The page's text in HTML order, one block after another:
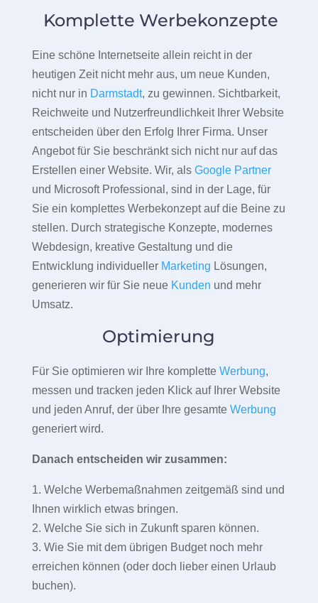
Komplette Werbekonzepte
Eine schöne Internetseite allein reicht in der
heutigen Zeit nicht mehr aus, um neue Kunden,
nicht nur in Darmstadt, zu gewinnen. Sichtbarkeit,
Reichweite und Nutzerfreundlichkeit Ihrer Website
entscheiden über den Erfolg Ihrer Firma. Unser
Angebot für Sie beschränkt sich nicht nur auf das
Erstellen einer Website. Wir, als Google Partner
und Microsoft Professional, sind in der Lage, für
Sie ein komplettes Werbekonzept auf die Beine zu
stellen. Durch strategische Konzepte, modernes
Webdesign, kreative Gestaltung und die
Entwicklung individueller Marketing Lösungen,
generieren wir für Sie neue Kunden und mehr
Umsatz.
Optimierung
Für Sie optimieren wir Ihre komplette Werbung,
messen und tracken jeden Klick auf Ihrer Website
und jeden Anruf, der über Ihre gesamte Werbung
generiert wird.
Danach entscheiden wir zusammen:
1. Welche Werbemaßnahmen zeitgemäß sind und
Ihnen wirklich etwas bringen.
2. Welche Sie sich in Zukunft sparen können.
3. Wie Sie mit dem übrigen Budget noch mehr
erreichen können (oder doch lieber einen Urlaub
buchen).